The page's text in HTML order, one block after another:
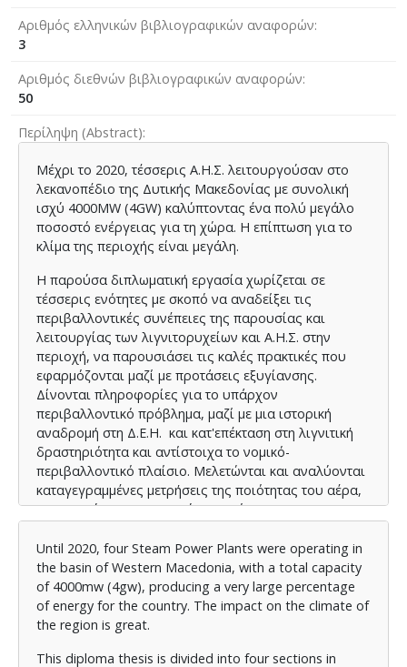
Αριθμός ελληνικών βιβλιογραφικών αναφορών
3
Αριθμός διεθνών βιβλιογραφικών αναφορών
50
Περίληψη (Abstract)
Μέχρι το 2020, τέσσερις Α.Η.Σ. λειτουργούσαν στο
λεκανοπέδιο της Δυτικής Μακεδονίας με συνολική
ισχύ 4000MW (4GW) καλύπτοντας ένα πολύ μεγάλο
ποσοστό ενέργειας για τη χώρα. Η επίπτωση για το
κλίμα της περιοχής είναι μεγάλη.
Η παρούσα διπλωματική εργασία χωρίζεται σε
τέσσερις ενότητες με σκοπό να αναδείξει τις
περιβαλλοντικές συνέπειες της παρουσίας και
λειτουργίας των λιγνιτορυχείων και Α.Η.Σ. στην
περιοχή, να παρουσιάσει τις καλές πρακτικές που
εφαρμόζονται μαζί με προτάσεις εξυγίανσης.
Δίνονται πληροφορίες για το υπάρχον
περιβαλλοντικό πρόβλημα, μαζί με μια ιστορική
αναδρομή στη Δ.Ε.Η. και κατ'επέκταση στη λιγνιτική
δραστηριότητα και αντίστοιχα το νομικό-
περιβαλλοντικό πλαίσιο. Μελετώνται και αναλύονται
καταγεγραμμένες μετρήσεις της ποιότητας του αέρα,
του νερού (επιφανειακού και υπόγειου) και του
Αρχής Γεωλογικών και Μεταλλευτικών Ερευνών
(Ε.Α.Γ.Μ.Ε.) και της Διεύθυνσης Περιβάλλοντος και
Χωρικού Σχεδιασμού (Δ.Π.Χ.Σ.) που αφορούν την
περιοχή της Δυτικής Μακεδονίας.
Αναδεικνύεται η επιβάρυνση που προκλήθηκε στο
φυσικό περιβάλλον, τη χλωρίδα, την πανίδα και τον
Until 2020, four Steam Power Plants were operating in
the basin of Western Macedonia, with a total capacity
of 4000mw (4gw), producing a very large percentage
of energy for the country. The impact on the climate of
the region is great.
This diploma thesis is divided into four sections in